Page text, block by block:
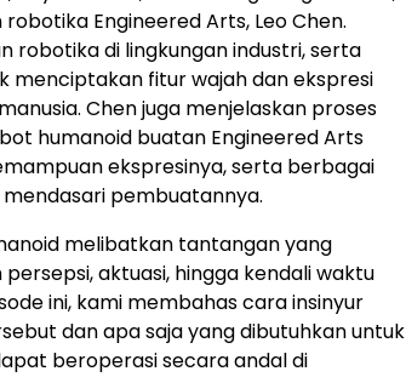
Engineered Arts, Leo Chen.
robotika di lingkungan industri, serta
menciptakan fitur wajah dan ekspresi
Chen juga menjelaskan proses
humanoid buatan Engineered Arts
ekspresinya, serta berbagai
pembuatannya.
melibatkan tantangan yang
aktuasi, hingga kendali waktu
ini, kami membahas cara insinyur
dan apa saja yang dibutuhkan untuk
beroperasi secara andal di